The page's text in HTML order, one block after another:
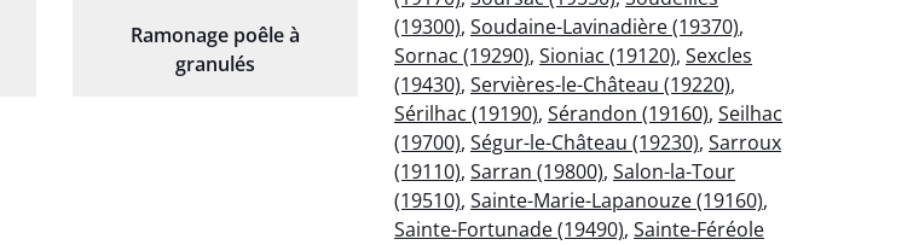
Ramonage poêle à
granulés
(19300), Soudaine-Lavinadière (19370),
Sornac (19290), Sioniac (19120), Sexcles
(19430), Servières-le-Château (19220),
Sérilhac (19190), Sérandon (19160), Seilhac
(19700), Ségur-le-Château (19230), Sarroux
(19110), Sarran (19800), Salon-la-Tour
(19510), Sainte-Marie-Lapanouze (19160),
Sainte-Fortunade (19490), Sainte-Féréole